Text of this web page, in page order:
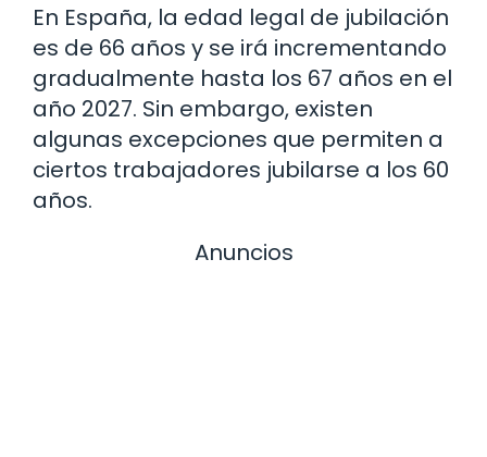
En España, la edad legal de jubilación
es de 66 años y se irá incrementando
gradualmente hasta los 67 años en el
año 2027. Sin embargo, existen
algunas excepciones que permiten a
ciertos trabajadores jubilarse a los 60
años.
Anuncios